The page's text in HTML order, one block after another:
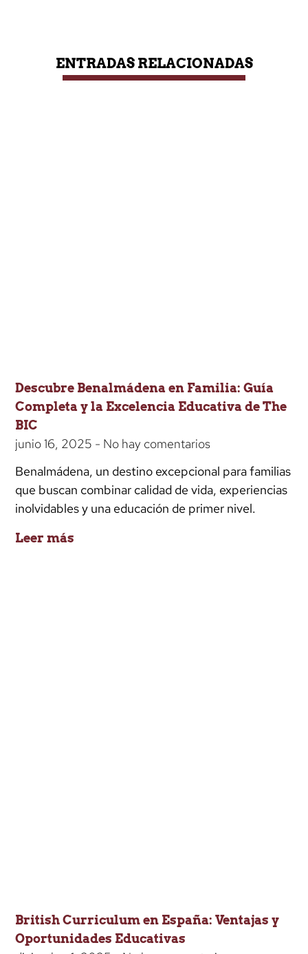
ENTRADAS RELACIONADAS
Descubre Benalmádena en Familia: Guía
Completa y la Excelencia Educativa de The
BIC
junio 16, 2025
No hay comentarios
Benalmádena, un destino excepcional para familias
que buscan combinar calidad de vida, experiencias
inolvidables y una educación de primer nivel.
Leer más
British Curriculum en España: Ventajas y
Oportunidades Educativas